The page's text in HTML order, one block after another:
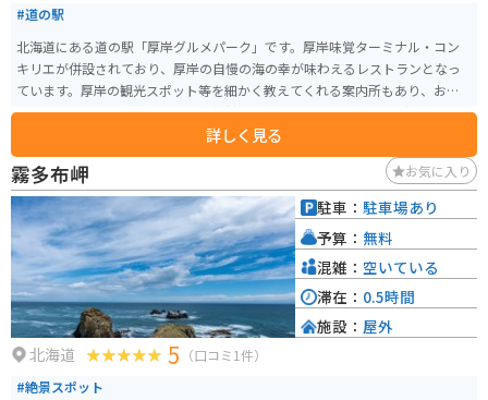
#道の駅
北海道にある道の駅「厚岸グルメパーク」です。厚岸味覚ターミナル・コン
キリエが併設されており、厚岸の自慢の海の幸が味わえるレストランとなっ
ています。厚岸の観光スポット等を細かく教えてくれる案内所もあり、お土
産を買える売店、ちょっとした水族館、季節のアクティビティなどが楽しめ
詳しく見る
霧多布岬 お気に入り
北海道 5 （口コミ1件）
#絶景スポット
駐車： 駐車場あり
予算： 無料
混雑： 空いている
滞在： 0.5時間
施設： 屋外